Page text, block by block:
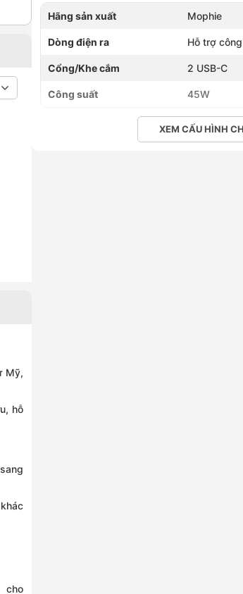
Mỹ,
hỗ
Hãng sản xuất Mophie
Dòng điện ra Hỗ trợ
Cổng/Khe cắm 2 USB-C
Công suất 45W
XEM CẤU HÌNH